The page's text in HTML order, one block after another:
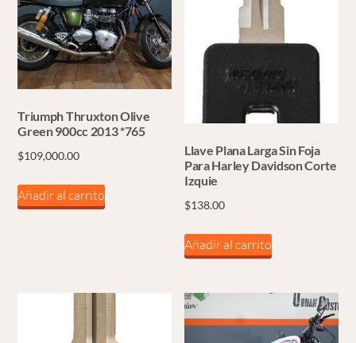
Triumph Thruxton Olive
Green 900cc 2013 *765
$109,000.00
Añadir al carrito
Llave Plana Larga Sin Foja
Para Harley Davidson Corte
Izquie
$138.00
Añadir al carrito